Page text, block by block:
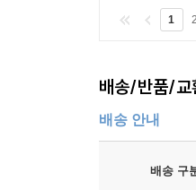
1 2
배송/반품/교
배송 안내
배송 구